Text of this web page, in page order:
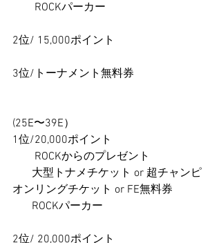
ROCKパーカー
2位/ 15,000ポイント
3位/トーナメント無料券
(25E〜39E）
1位/20,000ポイント
ROCKからのプレゼント
大型トナメチケット or 超チャンピ
オンリングチケット or FE無料券
ROCKパーカー
2位/ 20,000ポイント